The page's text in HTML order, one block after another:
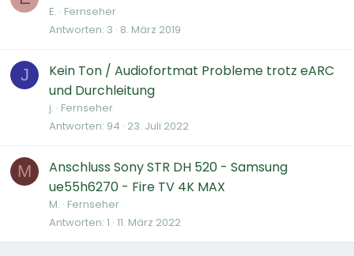
E. Fernseher
Antworten 3 8. März 2019
J
Kein Ton / Audiofortmat Probleme trotz eARC
und Durchleitung
j. Fernseher
Antworten 94 23. Juli 2022
M
Anschluss Sony STR DH 520 - Samsung
ue55h6270 - Fire TV 4K MAX
M. Fernseher
Antworten 1 11. März 2022